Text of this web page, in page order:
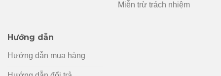
Miễn trừ trách nhiệm
Hướng dẫn
Hướng dẫn mua hàng